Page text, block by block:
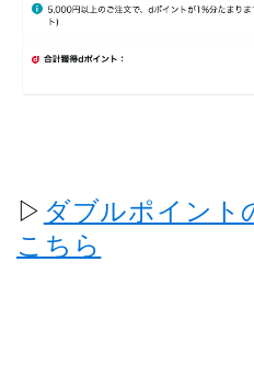
▷ ダブルポイント
こちら